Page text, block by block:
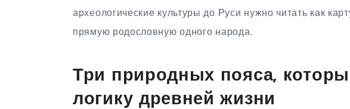
археологические культуры до Руси нужно читать как
прямую родословную одного народа.
Три природных пояса,
логику древней жизни